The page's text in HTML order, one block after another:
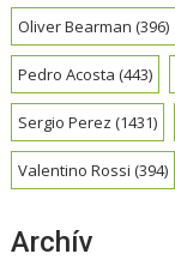
Oliver Bearman (396)
Pedro Acosta (443)
Sergio Perez (1431)
Valentino Rossi (394)
Archív